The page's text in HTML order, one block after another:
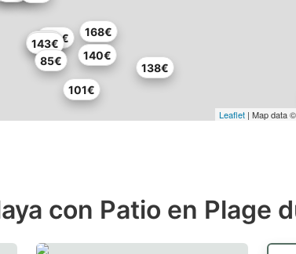
281€
172€
138€
143€
168€
85€
101€
140€
Leaflet | Map data ©
con Patio en Plage